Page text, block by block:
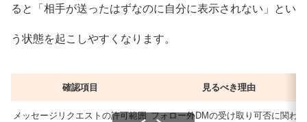
ると「相手が送ったはずなのに自分に表示されない」とい
う状態を起こしやすくなります。
確認項目 見るべき理由
メッセージリクエストの許可範囲 フォロー外DMの受け取り可否に関わる